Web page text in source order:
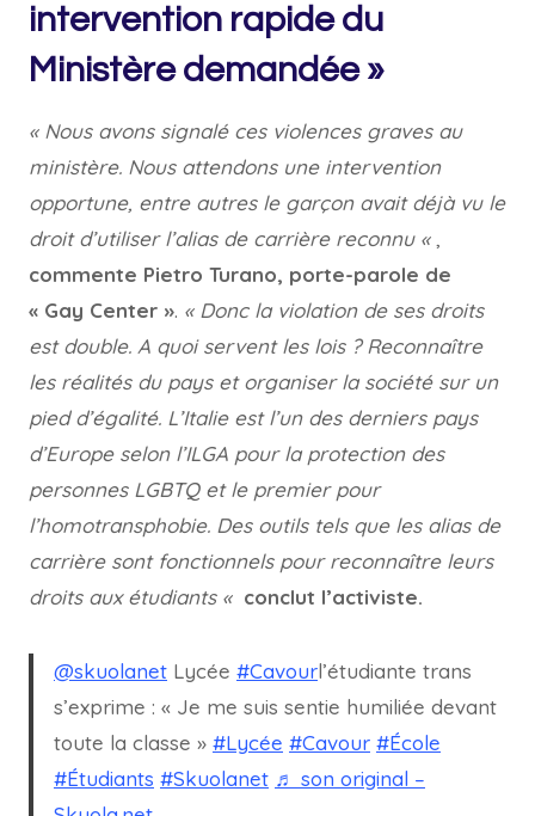
intervention rapide du
Ministère demandée »
« Nous avons signalé ces violences graves au
ministère. Nous attendons une intervention
opportune, entre autres le garçon avait déjà vu le
droit d’utiliser l’alias de carrière reconnu « ,
commente Pietro Turano, porte-parole de
« Gay Center ». « Donc la violation de ses droits
est double. A quoi servent les lois ? Reconnaître
les réalités du pays et organiser la société sur un
pied d’égalité. L’Italie est l’un des derniers pays
d’Europe selon l’ILGA pour la protection des
personnes LGBTQ et le premier pour
l’homotransphobie. Des outils tels que les alias de
carrière sont fonctionnels pour reconnaître leurs
droits aux étudiants « conclut l’activiste.
@skuolanet Lycée #Cavourl’étudiante trans
s’exprime : « Je me suis sentie humiliée devant
toute la classe » #Lycée #Cavour #École
#Étudiants #Skuolanet ♬ son original –